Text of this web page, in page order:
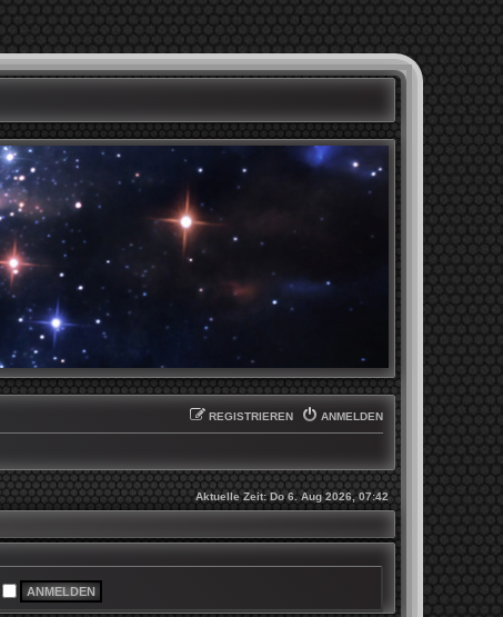
ANMELDEN
REGISTRIEREN
Aktuelle Zeit: Do 6. Aug 2026, 07:42